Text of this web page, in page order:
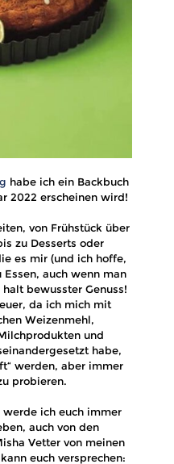
habe ich ein Backbuch
2022 erscheinen wird!
von Frühstück über
zu Desserts oder
es mir (und ich hoffe,
Essen, auch wenn man
bewusster Genuss!
da ich mich mit
Weizenmehl,
und
habe,
werden, aber immer
probieren.
werde ich euch immer
auch von den
Vetter von meinen
euch versprechen: